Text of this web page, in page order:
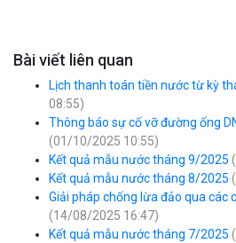
Bài viết liên quan
Lịch thanh toán tiền nước từ kỳ
08:55)
Thông báo sự cố vỡ đường ống
(01/10/2025 10:55)
Kết quả mẫu nước tháng 9/2025
Kết quả mẫu nước tháng 8/2025
Giải pháp chống lừa đảo qua các
(14/08/2025 16:47)
Kết quả mẫu nước tháng 7/2025